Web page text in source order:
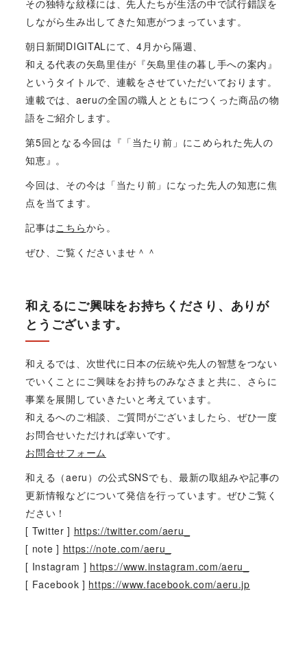
その独特な紋様には、先人たちが生活の中で試行錯誤を
しながら生み出してきた知恵がつまっています。
朝日新聞DIGITALにて、4月から隔週、
和える代表の矢島里佳が『矢島里佳の暮し手への案内』
というタイトルで、連載をさせていただいております。
連載では、aeruの全国の職人とともにつくった商品の物
語をご紹介します。
第5回となる今回は『「当たり前」にこめられた先人の
知恵』。
今回は、その今は「当たり前」になった先人の知恵に焦
点を当てます。
記事はこちらから。
ぜひ、ご覧くださいませ＾＾
和えるにご興味をお持ちくださり、ありが
とうございます。
和えるでは、次世代に日本の伝統や先人の智慧をつない
でいくことにご興味をお持ちのみなさまと共に、さらに
事業を展開していきたいと考えています。
和えるへのご相談、ご質問がございましたら、ぜひ一度
お問合せいただければ幸いです。
お問合せフォーム
和える（aeru）の公式SNSでも、最新の取組みや記事の
更新情報などについて発信を行っています。ぜひご覧く
ださい！
[ Twitter ] https://twitter.com/aeru_
[ note ] https://note.com/aeru_
[ Instagram ] https://www.instagram.com/aeru_
[ Facebook ] https://www.facebook.com/aeru.jp